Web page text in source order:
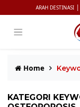
ARAH DESTINASI |
Home
KATEGORI